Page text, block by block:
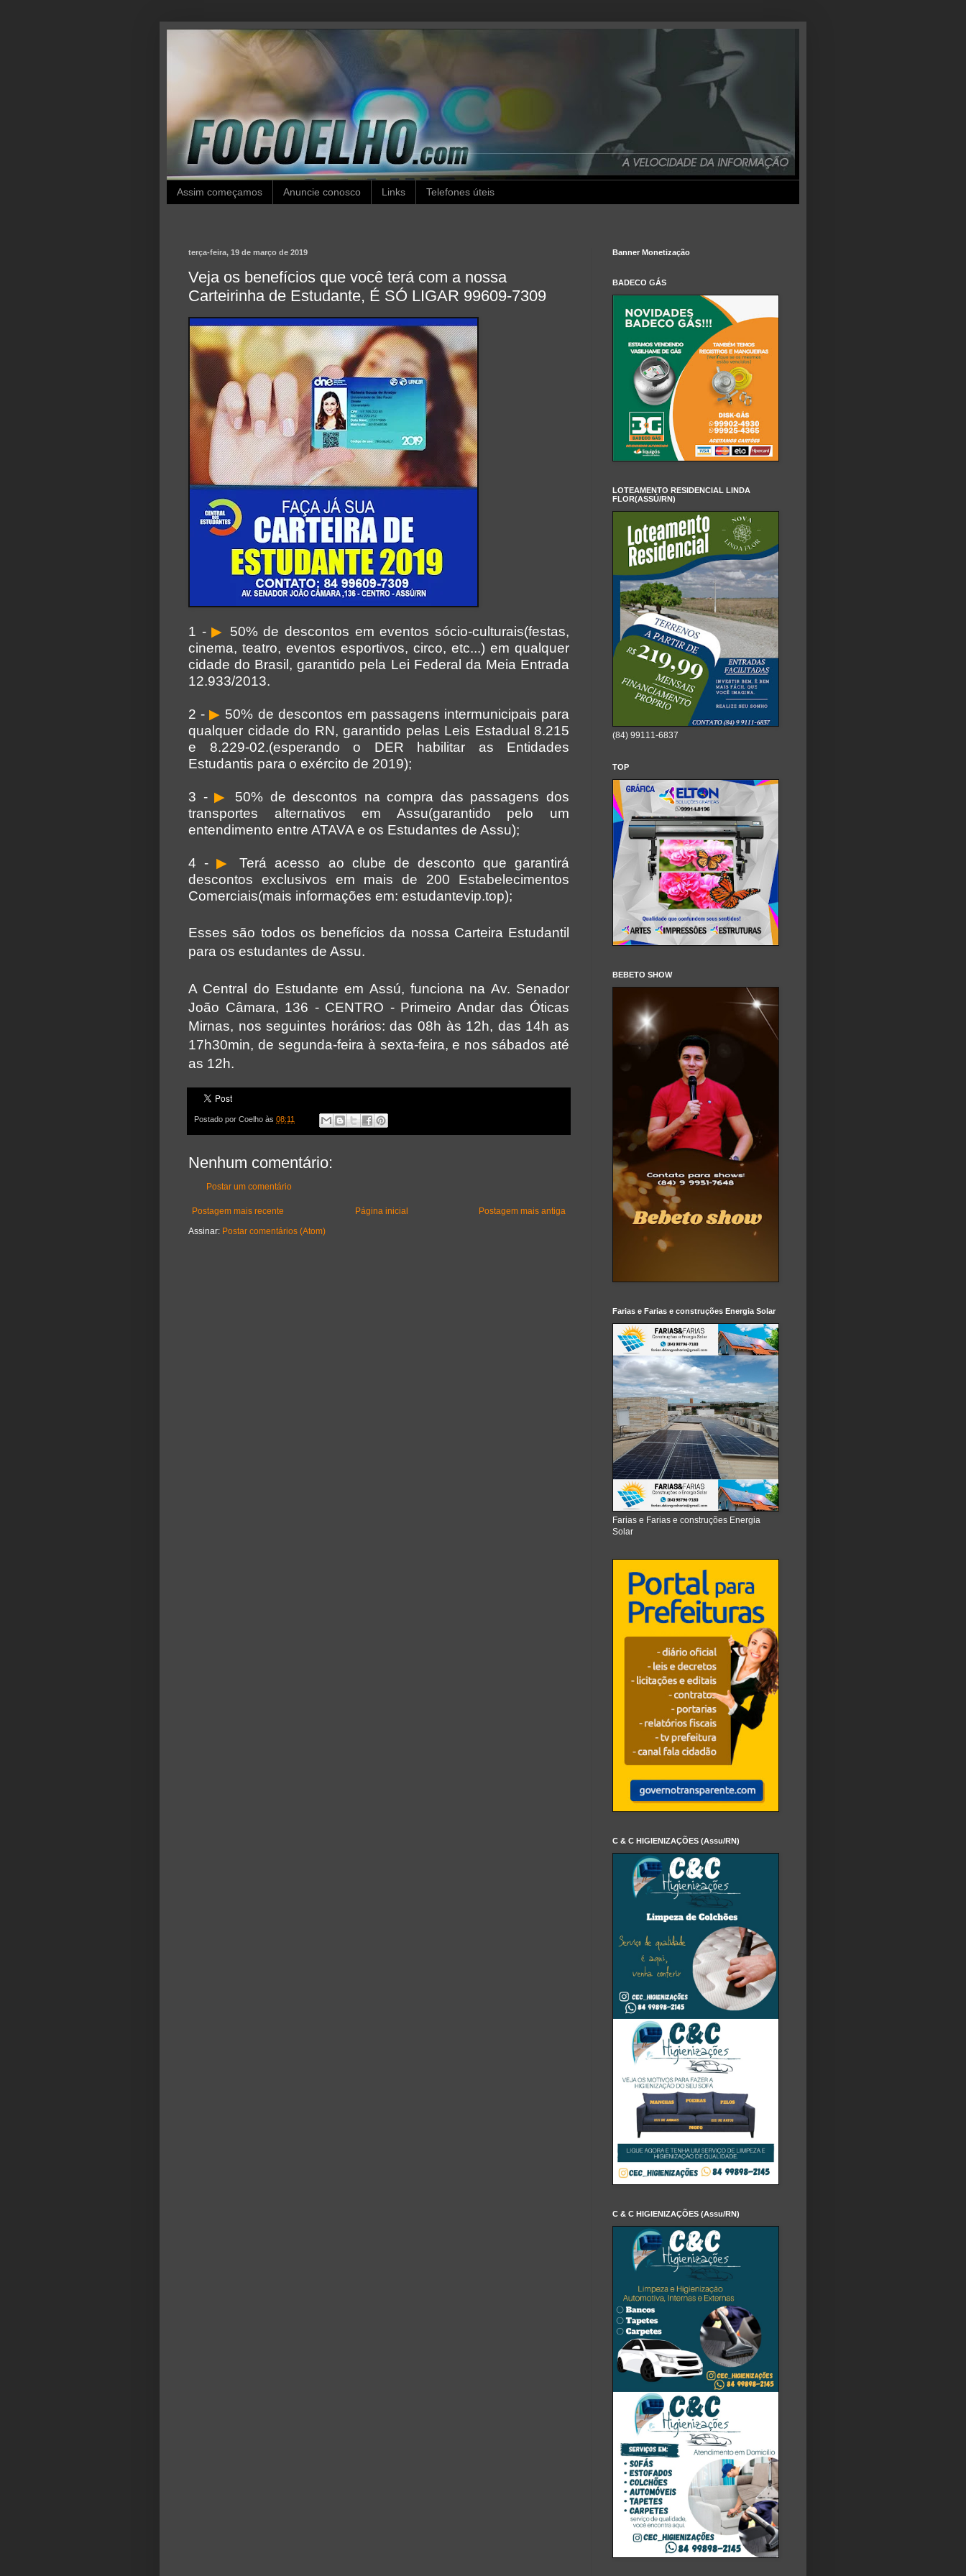
Assim começamos Anuncie conosco Links Telefones úteis
terça-feira, 19 de março de 2019
Veja os benefícios que você terá com a nossa
Carteirinha de Estudante, É SÓ LIGAR 99609-7309
1 -▶
50% de descontos em eventos sócio-culturais(festas,
cinema, teatro, eventos esportivos, circo, etc...) em qualquer
cidade do Brasil, garantido pela Lei Federal da Meia Entrada
12.933/2013.
2 -▶ 50% de descontos em passagens intermunicipais para
qualquer cidade do RN, garantido pelas Leis Estadual 8.215
e 8.229-02.(esperando o DER habilitar as Entidades
Estudantis para o exército de 2019);
3 -▶
50% de descontos na compra das passagens dos
transportes alternativos em Assu(garantido pelo um
entendimento entre ATAVA e os Estudantes de Assu);
4 -▶
Terá acesso ao clube de desconto que garantirá
descontos exclusivos em mais de 200 Estabelecimentos
Comerciais(mais informações em: estudantevip.top);
Esses são todos os benefícios da nossa Carteira Estudantil
para os estudantes de Assu.
A Central do Estudante em Assú, funciona na Av. Senador
João Câmara, 136 - CENTRO - Primeiro Andar das Óticas
Mirnas, nos seguintes horários: das 08h às 12h, das 14h as
17h30min, de segunda-feira à sexta-feira, e nos sábados até
as 12h.
Postado por Coelho às 08:11
Nenhum comentário:
Postar um comentário
Postagem mais recente Postagem mais antiga
Página inicial
Assinar: Postar comentários (Atom)
Banner Monetização
BADECO GÁS
LOTEAMENTO RESIDENCIAL LINDA
FLOR(ASSÚ/RN)
(84) 99111-6837
TOP
BEBETO SHOW
Farias e Farias e construções Energia Solar
Farias e Farias e construções Energia
Solar
C & C HIGIENIZAÇÕES (Assu/RN)
C & C HIGIENIZAÇÕES (Assu/RN)